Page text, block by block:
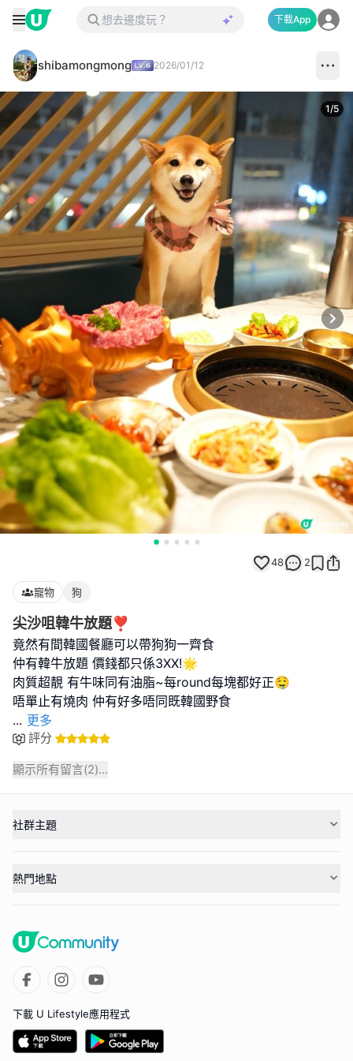
下載App
shibamongmong 2026/01/12
1/5
48 2
寵物 狗
尖沙咀韓牛放題❣️
竟然有間韓國餐廳可以帶狗狗一齊食
仲有韓牛放題 價錢都只係3XX!🌟
肉質超靚 有牛味同有油脂~每round每塊都好正🤤
... 更多
評分
顯示所有留言(2)...
社群主題
熱門地點
下載 U Lifestyle應用程式